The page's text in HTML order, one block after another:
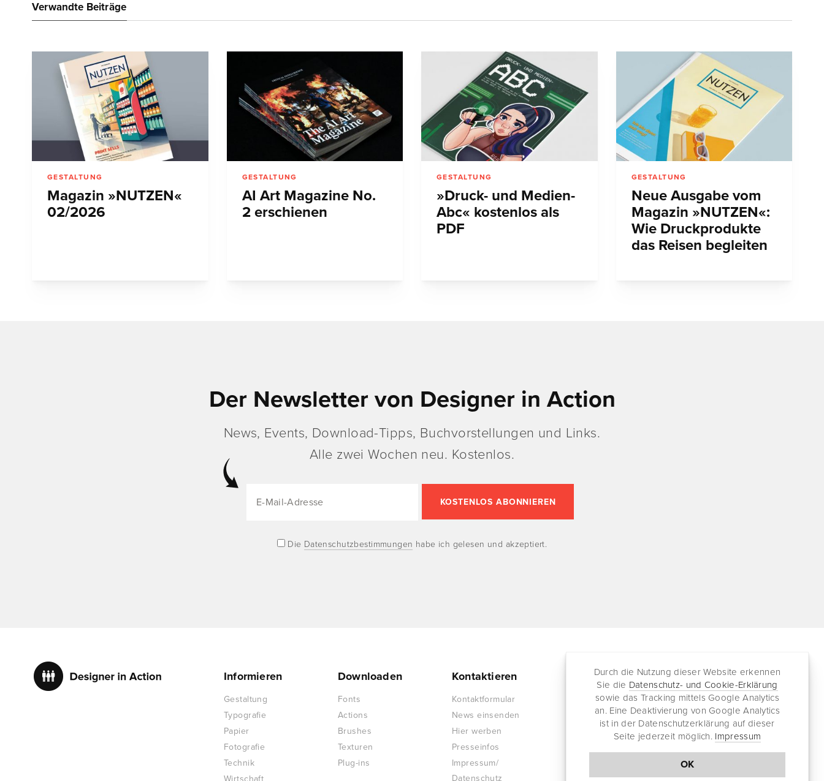
Durch die Nutzung dieser Website erkennen
Sie die Datenschutz- und Cookie-Erklärung
sowie das Tracking mittels Google Analytics
an. Eine Deaktivierung von Google Analytics
ist in der Datenschutzerklärung auf dieser
Seite jederzeit möglich. Impressum
OK
Verwandte Beiträge
GESTALTUNG
Magazin »NUTZEN«
02/2026
GESTALTUNG
AI Art Magazine No.
2 erschienen
GESTALTUNG
»Druck- und Medien-
Abc« kostenlos als
PDF
GESTALTUNG
Neue Ausgabe vom
Magazin »NUTZEN«:
Wie Druckprodukte
das Reisen begleiten
Der Newsletter von Designer in Action
News, Events, Download-Tipps, Buchvorstellungen und Links.
Alle zwei Wochen neu. Kostenlos.
Die Datenschutzbestimmungen habe ich gelesen und akzeptiert.
Informieren
Gestaltung
Typografie
Papier
Fotografie
Technik
Wirtschaft
Downloaden
Fonts
Actions
Brushes
Texturen
Plug-ins
Kontaktieren
Kontaktformular
News einsenden
Hier werben
Presseinfos
Impressum/
Datenschutz
Folgen
Facebook
Partnersites
Rullkötter AGD
Jazz for me